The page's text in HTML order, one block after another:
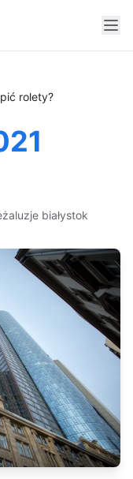
rolety?
żaluzje białystok